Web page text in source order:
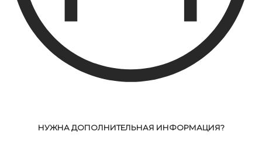
НУЖНА ДОПОЛНИТЕЛЬНАЯ ИНФОРМАЦИЯ?